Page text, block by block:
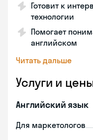
Готовит к
технологии
Помогает
английском
Читать дальше
Услуги и
Английский язык
Для маркетологов